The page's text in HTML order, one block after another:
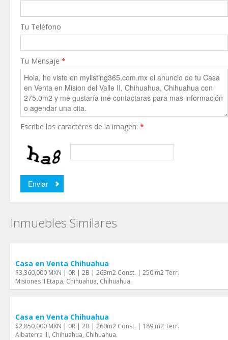
Tu Teléfono
Tu Mensaje *
Escribe los caractéres de la imagen: *
Inmuebles Similares
Casa en Venta Chihuahua
$3,360,000 MXN | 0R | 2B | 263m2 Const. | 250 m2 Terr.
Misiones II Etapa, Chihuahua, Chihuahua.
Casa en Venta Chihuahua
$2,850,000 MXN | 0R | 2B | 260m2 Const. | 189 m2 Terr.
Albaterra lll, Chihuahua, Chihuahua.